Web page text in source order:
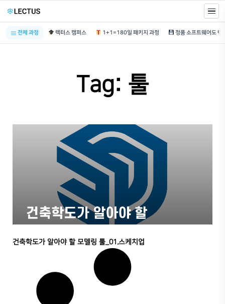
전체 과정 렉터스 캠퍼스 1+1=180일 패키지 과정
Tag: 툴
건축학도가 알아야 할 모델링 툴_01.스케치업